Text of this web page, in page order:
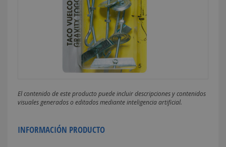
El contenido de este producto puede incluir descripciones y contenidos
visuales generados o editados mediante inteligencia artificial.
INFORMACIÓN PRODUCTO